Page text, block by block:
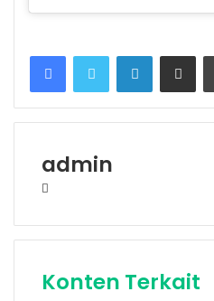
FacebookTwitter LinkedInShare
admin
Konten Terkait